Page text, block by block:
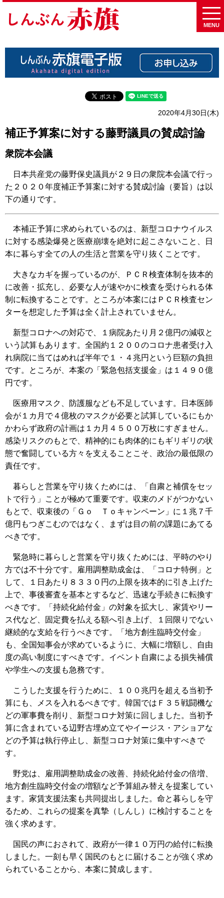
MENU
2020年4月30日(木)
補正予算案に対する藤野議員の賛成討論
衆院本会議
日本共産党の藤野保史議員が２９日の衆院本会議で行っ
た２０２０年度補正予算案に対する賛成討論（要旨）は以
下の通りです。
本補正予算に求められているのは、新型コロナウイルス
に対する感染爆発と医療崩壊を絶対に起こさないこと、日
本に暮らす全ての人の生活と営業を守り抜くことです。
大きなカギを握っているのが、ＰＣＲ検査体制を抜本的
に改善・拡充し、必要な人が速やかに検査を受けられる体
制に転換することです。ところが本案にはＰＣＲ検査セン
ターを想定した予算は全く計上されていません。
新型コロナへの対応で、１病院あたり月２億円の減収と
いう試算もあります。全国約１２００のコロナ患者受け入
れ病院に当てはめれば半年で１・４兆円という巨額の負担
です。ところが、本案の「緊急包括支援金」は１４９０億
円です。
医療用マスク、防護服なども不足しています。日本医師
会が１カ月で４億枚のマスクが必要と試算しているにもか
かわらず政府の計画は１カ月４５００万枚にすぎません。
感染リスクのもとで、精神的にも肉体的にもギリギリの状
態で奮闘している方々を支えることこそ、政治の最低限の
責任です。
暮らしと営業を守り抜くためには、「自粛と補償をセッ
トで行う」ことが極めて重要です。収束のメドがつかない
もとで、収束後の「Ｇｏ Ｔｏキャンペーン」に１兆７千
億円もつぎこむのではなく、まずは目の前の課題にあてる
べきです。
緊急時に暮らしと営業を守り抜くためには、平時のやり
方では不十分です。雇用調整助成金は、「コロナ特例」と
して、１日あたり８３３０円の上限を抜本的に引き上げた
上で、事後審査を基本とするなど、迅速な手続きに転換す
べきです。「持続化給付金」の対象を拡大し、家賃やリー
ス代など、固定費を払える額へ引き上げ、１回限りでない
継続的な支給を行うべきです。「地方創生臨時交付金」
も、全国知事会が求めているように、大幅に増額し、自由
度の高い制度にすべきです。イベント自粛による損失補償
や学生への支援も急務です。
こうした支援を行うために、１００兆円を超える当初予
算にも、メスを入れるべきです。韓国ではＦ３５戦闘機な
どの軍事費を削り、新型コロナ対策に回しました。当初予
算に含まれている辺野古埋め立てやイージス・アショアな
どの予算は執行停止し、新型コロナ対策に集中すべきで
す。
野党は、雇用調整助成金の改善、持続化給付金の倍増、
地方創生臨時交付金の増額など予算組み替えを提案してい
ます。家賃支援法案も共同提出しました。命と暮らしを守
るため、これらの提案を真摯（しんし）に検討することを
強く求めます。
国民の声におされて、政府が一律１０万円の給付に転換
しました。一刻も早く国民のもとに届けることが強く求め
られていることから、本案に賛成します。